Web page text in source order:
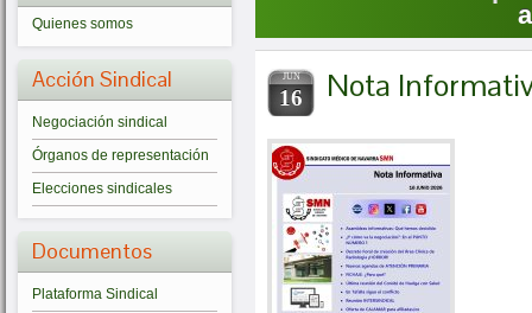
Quienes somos
Acción Sindical
Negociación sindical
Órganos de representación
Elecciones sindicales
Documentos
Plataforma Sindical
JUN
16 Nota